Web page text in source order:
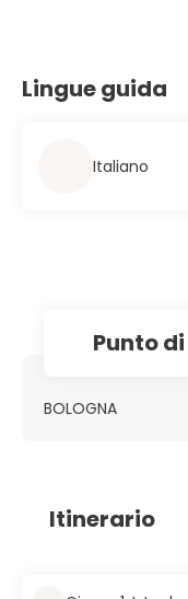
Lingue guida
Italiano
Punto
BOLOGNA
Itinerario